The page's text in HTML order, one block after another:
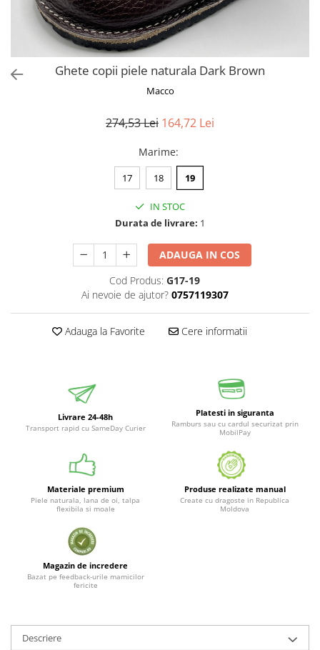
Ghete copii piele naturala Dark Brown
Macco
274,53 Lei 164,72 Lei
Marime:
17 18 19
IN STOC
Durata de livrare: 1
ADAUGA IN COS
Cod Produs: G17-19
Ai nevoie de ajutor? 0757119307
Adauga la Favorite Cere informatii
Livrare 24-48h
Transport rapid cu SameDay Curier
Platesti in siguranta
Ramburs sau cu cardul securizat prin
MobilPay
Materiale premium
Piele naturala, lana de oi, talpa
flexibila si moale
Produse realizate manual
Create cu dragoste in Republica
Moldova
Magazin de incredere
Bazat pe feedback-urile mamicilor
fericite
Descriere